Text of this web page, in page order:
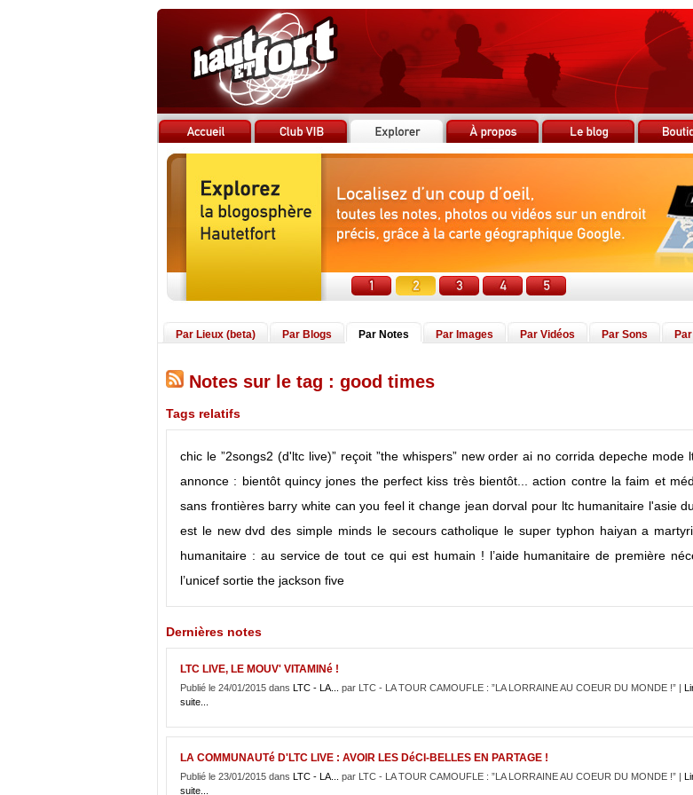
Par Lieux (beta) Par Blogs Par Notes Par Images Par Vidéos Par Sons
Notes sur le tag : good times
Tags relatifs
chic le ”2songs2 (d'ltc live)” reçoit ”the whispers” new order ai no corrida depeche mode
annonce : bientôt quincy jones the perfect kiss très bientôt...
action contre la faim et
sans frontières barry white can you feel it change jean dorval pour ltc humanitaire l'asie
est le new dvd des simple minds le secours catholique le super typhon haiyan a
humanitaire : au service de tout ce qui est humain ! l’aide humanitaire de première
l’unicef sortie the jackson five
Dernières notes
LTC LIVE, LE MOUV' VITAMINé !
Publié le 24/01/2015 dans LTC - LA... par LTC - LA TOUR CAMOUFLE : ”LA LORRAINE AU COEUR DU MONDE !” |
suite...
LA COMMUNAUTé D'LTC LIVE : AVOIR LES DéCI-BELLES EN PARTAGE !
Publié le 23/01/2015 dans LTC - LA... par LTC - LA TOUR CAMOUFLE : ”LA LORRAINE AU COEUR DU MONDE !” |
suite...